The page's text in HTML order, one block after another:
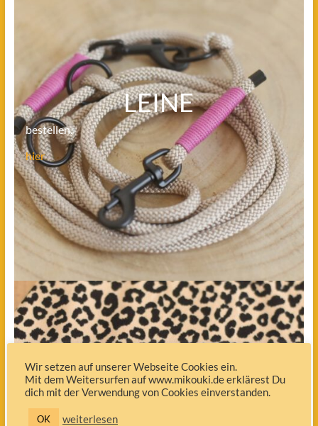
LEINE
bestellen.
hier
HALSTUCH
Wir setzen auf unserer Webseite Cookies ein.
Mit dem Weitersurfen auf www.mikouki.de erklärest Du
dich mit der Verwendung von Cookies einverstanden.
OK weiterlesen